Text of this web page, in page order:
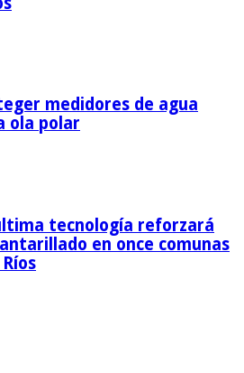
medidores de agua
ola polar
tecnología reforzará
en once comunas